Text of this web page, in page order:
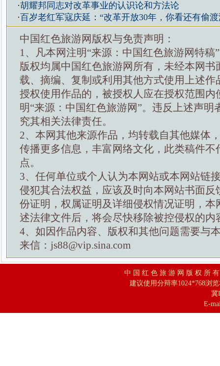
·胡耀邦同志对改革事业的认识论和方法论
·百岁老红军寇庆延：“改革开放30年，你看还有偷
中国红色旅游网版权与免责声明：
1、凡本网注明“来源：中国红色旅游网特稿
版权均属中国红色旅游网所有，未经本网书
载、摘编、复制或利用其他方式使用上述作
授权使用作品的，被授权人应在授权范围内
明“来源：中国红色旅游网”。违反上述声明
究其相关法律责任。
2、本网其他来源作品，均转载自其他媒体
传播更多信息，丰富网络文化，此类稿件不
点。
3、任何单位或个人认为本网站或本网站链
侵犯其合法权益，应该及时向本网站书面反
份证明，权属证明及详细侵权情况证明，本
述法律文件后，将会尽快移除被控侵权的内
4、如因作品内容、版权和其他问题需要与
来信：js88@vip.sina.com
中 国 红 色 旅 游 网 版 权 所
建议使用分辩率1024*768浏
冀
E-